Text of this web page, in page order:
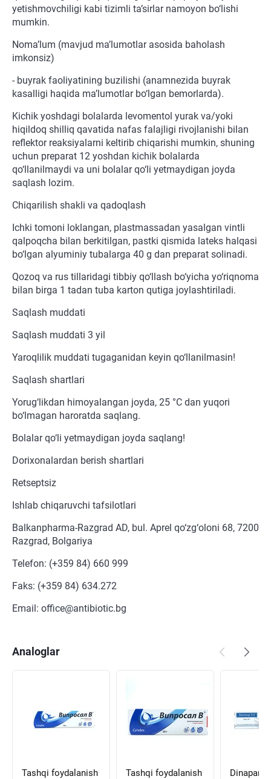
yetishmovchiligi kabi tizimli ta’sirlar namoyon bo‘lishi
mumkin.
Noma’lum (mavjud ma’lumotlar asosida baholash
imkonsiz)
- buyrak faoliyatining buzilishi (anamnezida buyrak
kasalligi haqida ma’lumotlar bo‘lgan bemorlarda).
Kichik yoshdagi bolalarda levomentol yurak va/yoki
hiqildoq shilliq qavatida nafas falajligi rivojlanishi bilan
reflektor reaksiyalarni keltirib chiqarishi mumkin, shuning
uchun preparat 12 yoshdan kichik bolalarda
qo‘llanilmaydi va uni bolalar qo‘li yetmaydigan joyda
saqlash lozim.
Chiqarilish shakli va qadoqlash
Ichki tomoni loklangan, plastmassadan yasalgan vintli
qalpoqcha bilan berkitilgan, pastki qismida lateks halqasi
bo‘lgan alyuminiy tubalarga 40 g dan preparat solinadi.
Qozoq va rus tillaridagi tibbiy qo‘llash bo‘yicha yo‘riqnoma
bilan birga 1 tadan tuba karton qutiga joylashtiriladi.
Saqlash muddati
Saqlash muddati 3 yil
Yaroqlilik muddati tugaganidan keyin qo‘llanilmasin!
Saqlash shartlari
Yorug‘likdan himoyalangan joyda, 25 °C dan yuqori
bo‘lmagan haroratda saqlang.
Bolalar qo‘li yetmaydigan joyda saqlang!
Dorixonalardan berish shartlari
Retseptsiz
Ishlab chiqaruvchi tafsilotlari
Balkanpharma-Razgrad AD, bul. Aprel qo‘zg‘oloni 68, 7200
Razgrad, Bolgariya
Telefon: (+359 84) 660 999
Faks: (+359 84) 634.272
Email: office@antibiotic.bg
Analoglar
Tashqi foydalanish
Tashqi foydalanish
Dinapar Gel